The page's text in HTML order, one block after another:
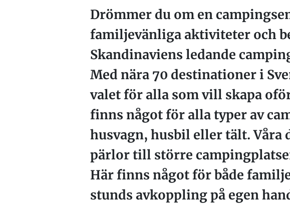
Drömmer du om en
familjevänliga aktiviteter och
Skandinaviens ledande
Med nära 70 destinationer i
valet för alla som vill skapa
finns något för alla typer av
husvagn, husbil eller tält.
pärlor till större
Här finns något för både
stunds avkoppling på egen